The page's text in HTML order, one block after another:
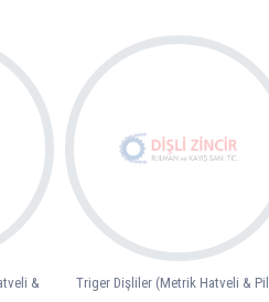
& Triger Dişliler (Metrik Hatveli &